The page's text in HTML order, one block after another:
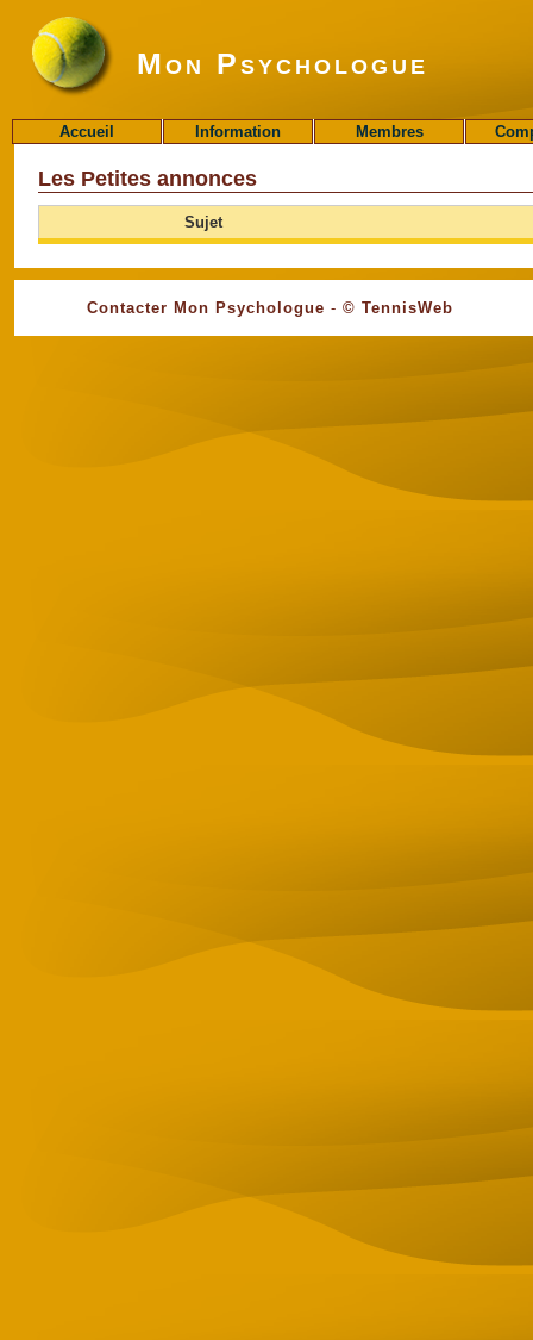
Mon Psychologue
Accueil Information Membres
Les Petites annonces
Sujet
Contacter Mon Psychologue - © TennisWeb